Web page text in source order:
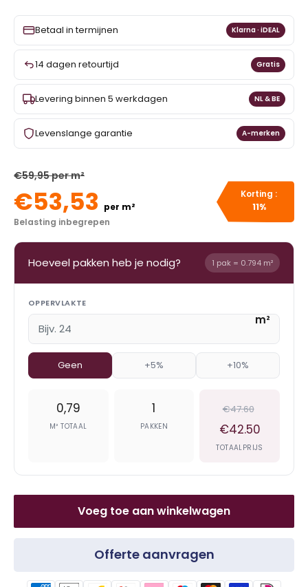
Betaal in termijnen Klarna · iDEAL
14 dagen retourtijd Gratis
Levering binnen 5 werkdagen NL & BE
Levenslange garantie A-merken
€59,95 per m²
€53,53 per m²
Belasting inbegrepen
Korting :
11%
Hoeveel pakken heb je nodig? 1 pak = 0.794 m²
OPPERVLAKTE
m²
Geen +5% +10%
0,79
M² TOTAAL
1
PAKKEN
€47.60
€42.50
TOTAALPRIJS
Voeg toe aan winkelwagen
Offerte aanvragen